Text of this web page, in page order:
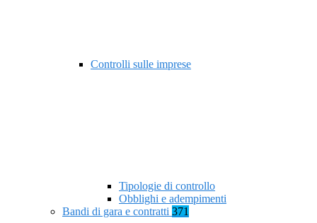
Controlli sulle imprese
Tipologie di controllo
Obblighi e adempimenti
Bandi di gara e contratti 371